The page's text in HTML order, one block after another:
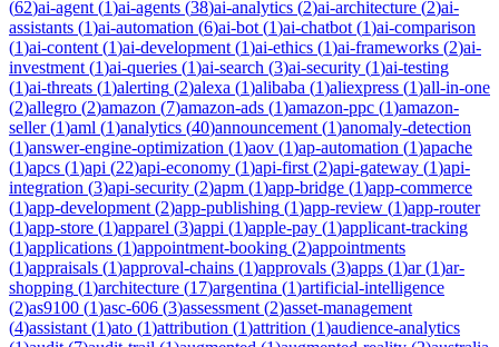
(62)ai-agent (1)ai-agents (38)ai-analytics (2)ai-architecture (2)ai-
assistants (1)ai-automation (6)ai-bot (1)ai-chatbot (1)ai-comparison
(1)ai-content (1)ai-development (1)ai-ethics (1)ai-frameworks (2)ai-
investment (1)ai-queries (1)ai-search (3)ai-security (1)ai-testing
(1)ai-threats (1)alerting (2)alexa (1)alibaba (1)aliexpress (1)all-in-one
(2)allegro (2)amazon (7)amazon-ads (1)amazon-ppc (1)amazon-
seller(1)aml (1)analytics (40)announcement (1)anomaly-detection
(1)answer-engine-optimization (1)aov (1)ap-automation (1)apache
(1)apcs (1)api (22)api-economy (1)api-first (2)api-gateway (1)api-
integration (3)api-security (2)apm (1)app-bridge (1)app-commerce
(1)app-development (2)app-publishing (1)app-review (1)app-router
(1)app-store (1)apparel (3)appi (1)apple-pay (1)applicant-tracking
(1)applications (1)appointment-booking (2)appointments
(1)appraisals (1)approval-chains (1)approvals (3)apps (1)ar(1)ar-
shopping (1)architecture (17)argentina (1)artificial-intelligence
(2)as9100 (1)asc-606 (3)assessment (2)asset-management
(4)assistant (1)ato (1)attribution (1)attrition (1)audience-analytics